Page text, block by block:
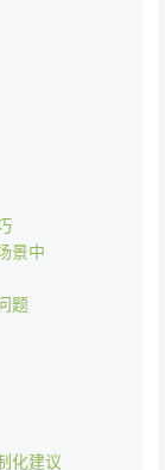
景中
题
化建议